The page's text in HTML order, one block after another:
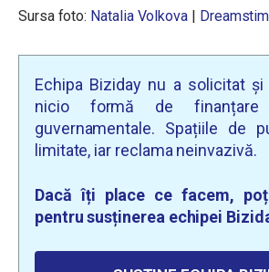
Sursa foto: Natalia Volkova |
Echipa Biziday nu a solicitat
nicio formă de
guvernamentale. Spațiile de
limitate, iar reclama neinvazivă.
Dacă îți place ce facem,
pentru susținerea echipei